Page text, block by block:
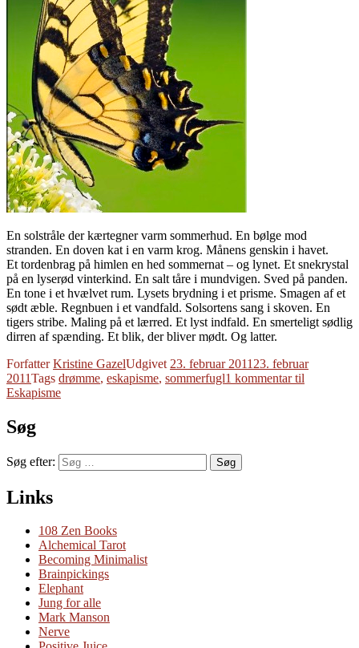
En solstråle der kærtegner varm sommerhud. En bølge mod
stranden. En doven kat i en varm krog. Månens genskin i havet.
Et tordenbrag på himlen en hed sommernat – og lynet. Et snekrystal
på en lyserød vinterkind. En salt tåre i mundvigen. Sved på panden.
En tone i et hvælvet rum. Lysets brydning i et prisme. Smagen af et
sødt æble. Regnbuen i et vandfald. Solsortens sang i skoven. En
tigers stribe. Maling på et lærred. Et lyst indfald. En smerteligt sødlig
dirren af spænding. Et blik, der bliver mødt. Og latter.
ForfatterKristine GazelUdgivet 23. februar 2011 23. februar
2011Tags drømme, eskapisme, sommerfugl1 kommentartil
Eskapisme
Søg
Søg efter: Søg
Links
108 Zen Books
Alchemical Tarot
Becoming Minimalist
Brainpickings
Elephant
Jung for alle
Mark Manson
Nerve